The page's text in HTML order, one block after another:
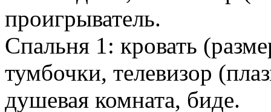
проигрыватель.
Спальня 1: кровать
тумбочки, телевизор
душевая комната, биде.